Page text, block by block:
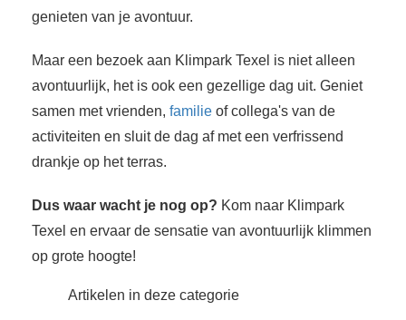
genieten van je avontuur.
Maar een bezoek aan Klimpark Texel is niet alleen
avontuurlijk, het is ook een gezellige dag uit. Geniet
samen met vrienden, familie of collega's van de
activiteiten en sluit de dag af met een verfrissend
drankje op het terras.
Dus waar wacht je nog op? Kom naar Klimpark
Texel en ervaar de sensatie van avontuurlijk klimmen
op grote hoogte!
Artikelen in deze categorie